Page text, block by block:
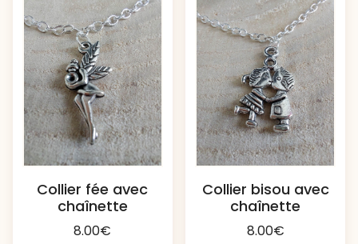
Collier fée avec
chaînette
8.00€
Collier bisou avec
chaînette
8.00€